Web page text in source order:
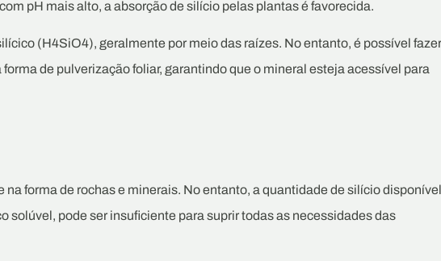
pH mais alto, a absorção de silício pelas plantas é favorecida.
(H4SiO4), geralmente por meio das raízes. No entanto, é possível fazer
de pulverização foliar, garantindo que o mineral esteja acessível para
forma de rochas e minerais. No entanto, a quantidade de silício disponível
solúvel, pode ser insuficiente para suprir todas as necessidades das